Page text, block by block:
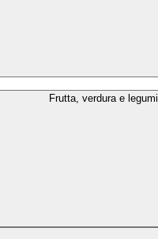
Frutta, verdura e legumi